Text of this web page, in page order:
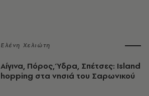
Ελένη Χελιώτη
Αίγινα, Πόρος, Ύδρα, Σπέτσες: Island
hopping στα νησιά του Σαρωνικού